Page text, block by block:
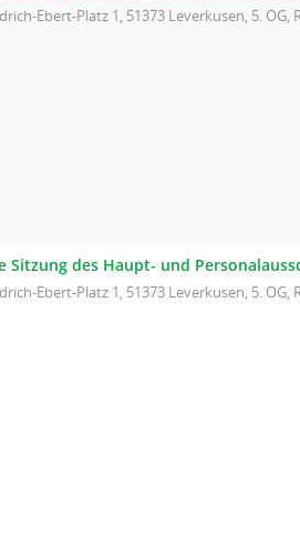
Ebert-Platz 1, 51373 Leverkusen, 5. OG,
des Haupt- und
Ebert-Platz 1, 51373 Leverkusen, 5. OG,